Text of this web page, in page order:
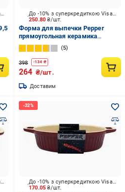
До -10% з суперкредиткою Visa Вигода
250.80₴/шт.
До -10% з суперкредиткою Visa Вигода
Форма для выпечки Pepper
прямоугольная керамика
25х17х6,5 см
5
398 -134 ₴
264 ₴/шт.
Доставим
До -10% з суперкредиткою Visa Вигода
170.05₴/шт.
До -10% з суперкредиткою Visa Вигода